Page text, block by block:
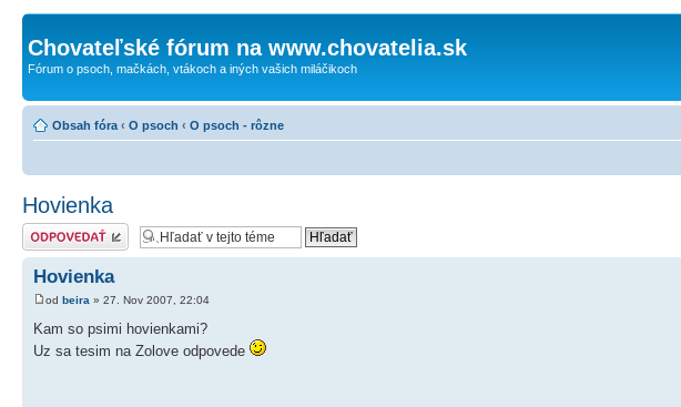
Chovateľské fórum na www.chovatelia.sk
Fórum o psoch, mačkách, vtákoch a iných vašich miláčikoch
Obsah fóra ‹ O psoch ‹ O psoch - rôzne
Hovienka
Odoslať odpoveď
Hovienka
od beira » 27. Nov 2007, 22:04
Kam so psimi hovienkami?
Uz sa tesim na Zolove odpovede